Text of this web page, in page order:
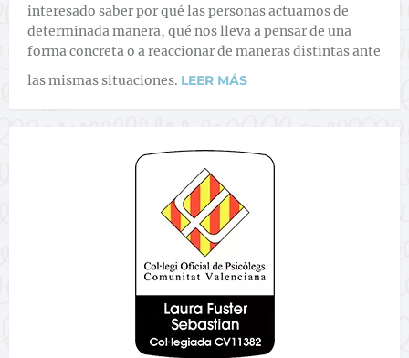
interesado saber por qué las personas actuamos de
determinada manera, qué nos lleva a pensar de una
forma concreta o a reaccionar de maneras distintas ante
las mismas situaciones. LEER MÁS